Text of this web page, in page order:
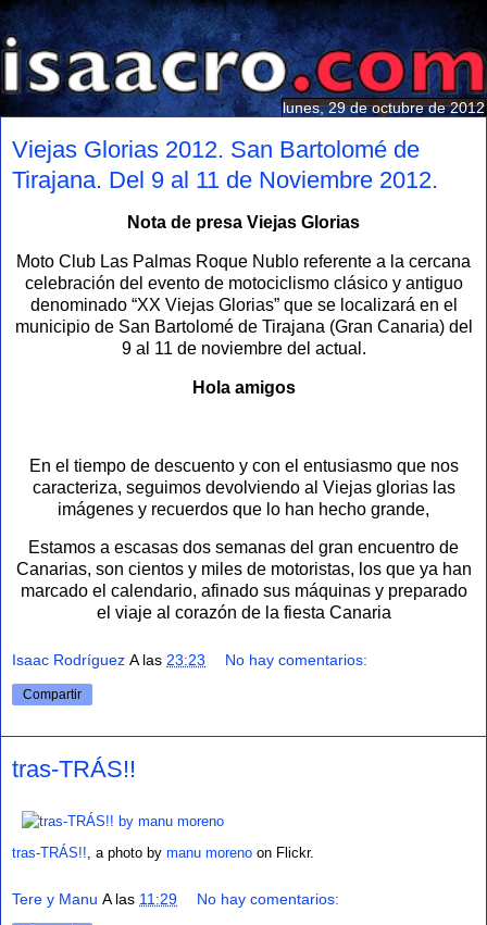
lunes, 29 de octubre de 2012
Viejas Glorias 2012. San Bartolomé de
Tirajana. Del 9 al 11 de Noviembre 2012.
Nota de presa Viejas Glorias
Moto Club Las Palmas Roque Nublo referente a la cercana
celebración del evento de motociclismo clásico y antiguo
denominado “XX Viejas Glorias” que se localizará en el
municipio de San Bartolomé de Tirajana (Gran Canaria) del
9 al 11 de noviembre del actual.
Hola amigos
En el tiempo de descuento y con el entusiasmo que nos
caracteriza, seguimos devolviendo al Viejas glorias las
imágenes y recuerdos que lo han hecho grande,
Estamos a escasas dos semanas del gran encuentro de
Canarias, son cientos y miles de motoristas, los que ya han
marcado el calendario, afinado sus máquinas y preparado
el viaje al corazón de la fiesta Canaria
Isaac Rodríguez A las 23:23 No hay comentarios:
Compartir
tras-TRÁS!!
tras-TRÁS!! , a photo by manu moreno on Flickr.
Tere y Manu A las 11:29 No hay comentarios: